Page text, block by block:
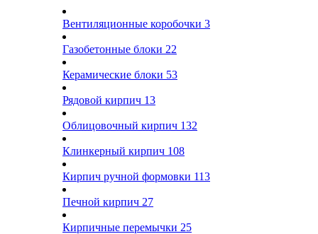
Вентиляционные коробочки 3
Газобетонные блоки 22
Керамические блоки 53
Рядовой кирпич 13
Облицовочный кирпич 132
Клинкерный кирпич 108
Кирпич ручной формовки 113
Печной кирпич 27
Кирпичные перемычки 25